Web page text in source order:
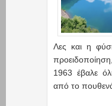
Λες και η
1963 έβαλε
από το